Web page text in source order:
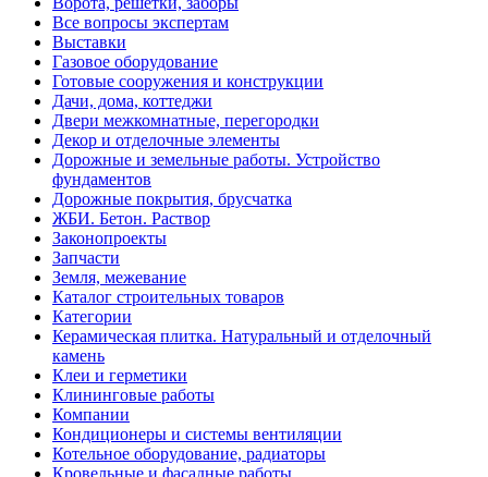
Все вопросы экспертам
Выставки
Газовое оборудование
Готовые сооружения и конструкции
Дачи, дома, коттеджи
Двери межкомнатные, перегородки
Декор и отделочные элементы
Дорожные и земельные работы. Устройство
фундаментов
Дорожные покрытия, брусчатка
ЖБИ. Бетон. Раствор
Законопроекты
Запчасти
Земля, межевание
Каталог строительных товаров
Категории
Керамическая плитка. Натуральный и отделочный
камень
Клеи и герметики
Клининговые работы
Компании
Кондиционеры и системы вентиляции
Котельное оборудование, радиаторы
Кровельные и фасадные работы